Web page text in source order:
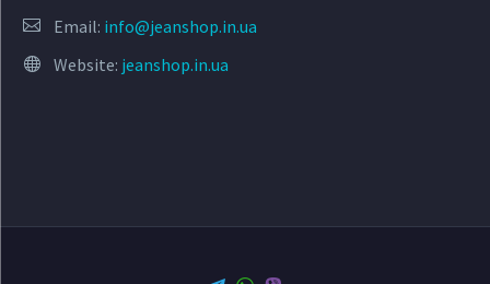
Email: info@jeanshop.in.ua
Website: jeanshop.in.ua